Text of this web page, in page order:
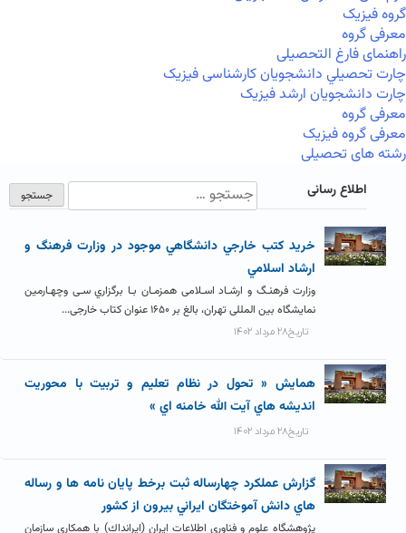
گروه فیزیک
معرفی گروه
راهنمای فارغ التحصیلی
چارت تحصيلي دانشجویان کارشناسی فیزیک
چارت دانشجویان ارشد فیزیک
معرفی گروه
معرفی گروه فیزیک
رشته های تحصیلی
اطلاع رسانی
خريد کتب خارجي دانشگاهي موجود در وزارت فرهنگ و
ارشاد اسلامي
وزارت فرهنـگ و ارشـاد اسـلامی همزمـان بـا برگزاري سـی وچهـارمین
نمایشگاه بین المللی تهران، بالغ بر ۱۶۵۰ عنوان کتاب خارجی...
تاریخ۲۸ مرداد ۱۴۰۲
همايش « تحول در نظام تعليم و تربيت با محوريت
انديشه هاي آيت الله خامنه اي »
تاریخ۲۸ مرداد ۱۴۰۲
گزارش عملکرد چهارساله ثبت برخط پايان نامه ها و رساله
هاي دانش آموختگان ايراني بيرون از کشور
پژوهشگاه علوم و فناوري اطلاعات ایران (ایرانداك) با همکاري سازمان